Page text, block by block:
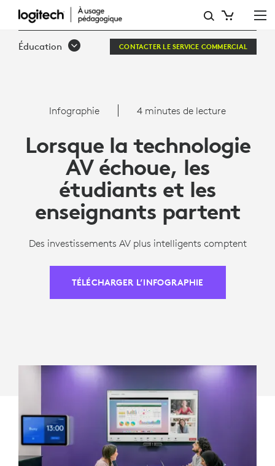
INFOGRAPHIE
DE
TECHNOLOGIE
LOGITECH
Éducation CONTACTER LE SERVICE COMMERCIAL
Infographie 4 minutes de lecture
Lorsque la technologie
AV échoue, les
étudiants et les
enseignants partent
Des investissements AV plus intelligents comptent
TÉLÉCHARGER L’INFOGRAPHIE